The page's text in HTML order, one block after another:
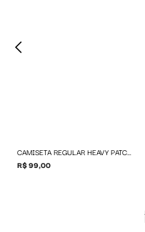
CAMISETA REGULAR HEAVY PATCH LOGO
R$ 99,00